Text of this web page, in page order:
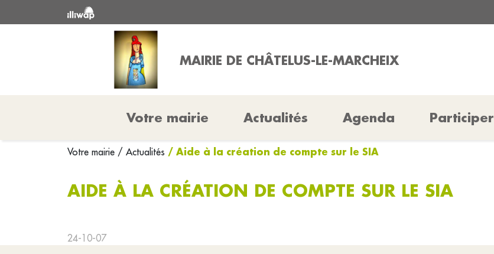
MAIRIE DE CHÂTELUS-LE-MARCHEIX
Votre mairie Actualités Agenda Participer
Votre mairie / Actualités / Aide à la création de compte sur le SIA
AIDE À LA CRÉATION DE COMPTE SUR LE SIA
24-10-07